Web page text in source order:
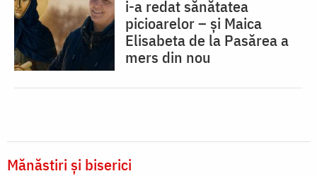
i-a redat sănătatea
picioarelor – și Maica
Elisabeta de la Pasărea a
mers din nou
Mănăstiri și biserici